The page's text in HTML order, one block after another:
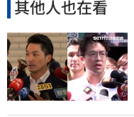
其他人也在看